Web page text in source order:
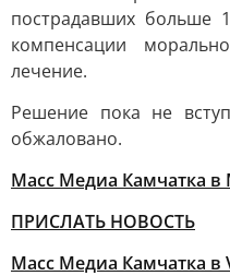
пострадавших больше
компенсации
лечение.
Решение пока не
обжаловано.
Масс Медиа Камчатка в
ПРИСЛАТЬ НОВОСТЬ
Масс Медиа Камчатка в